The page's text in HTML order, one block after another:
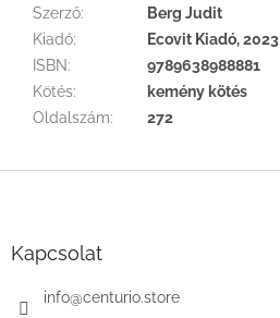
Szerző:
Berg Judit
Kiadó:
Ecovit Kiadó, 2023
ISBN:
9789638988881
Kötés:
kemény kötés
Oldalszám: 272
Kapcsolat
info@centurio.store